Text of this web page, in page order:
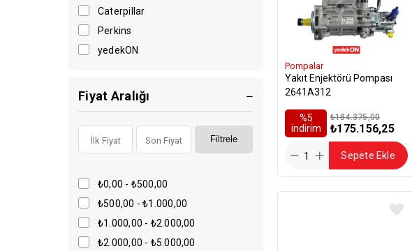
Kasnaklar
Pompalar
Plakalar
Sekmanlar
Shaftlar
Tırnaklar
Pimler
Jcb
Hidromek
Caterpillar
Perkins
yedekON
Fiyat Aralığı
Filtrele
₺0,00 - ₺500,00
₺500,00 - ₺1.000,00
₺1.000,00 - ₺2.000,00
₺2.000,00 - ₺5.000,00
Pompalar
Yakıt Enjektörü Pompası
2641A312
%5
i̇ndirim
₺175.156,25
₺184.375,00
Sepete Ekle